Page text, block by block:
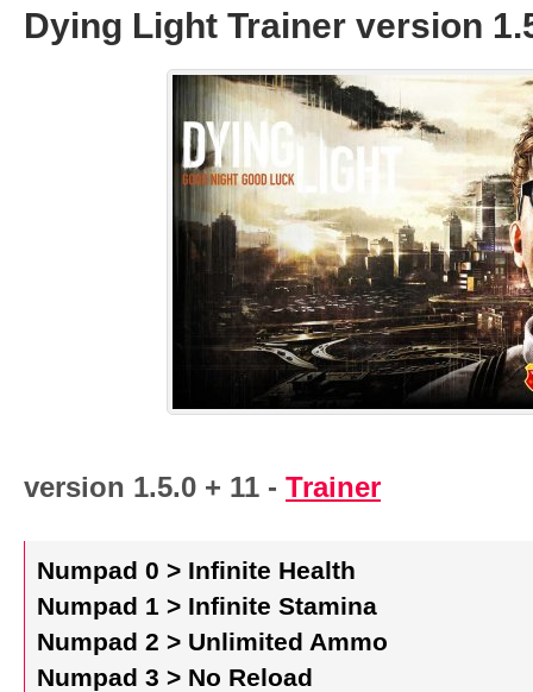
Dying Light Trainer version
version 1.5.0 + 11 - Trainer
Numpad 0 > Infinite Health
Numpad 1 > Infinite Stamina
Numpad 2 > Unlimited Ammo
Numpad 3 > No Reload